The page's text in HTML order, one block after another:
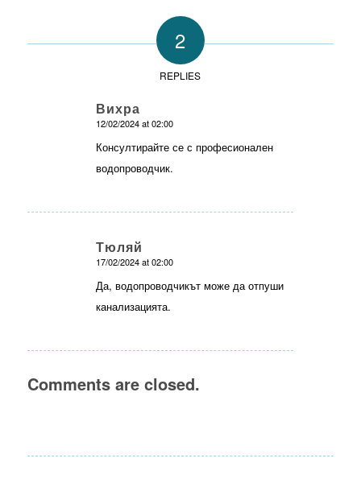
2
REPLIES
Вихра
says:
12/02/2024 at 02:00
Консултирайте се с професионален
водопроводчик.
Тюляй
says:
17/02/2024 at 02:00
Да, водопроводчикът може да отпуши
канализацията.
Comments are closed.